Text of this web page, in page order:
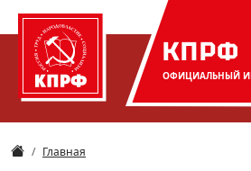
КПРФ
ОФИЦИАЛЬНЫЙ
Главная